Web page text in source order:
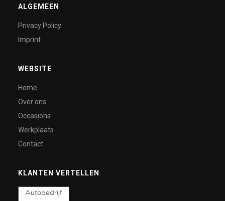
ALGEMEEN
Privacy Policy
Imprint
WEBSITE
Home
Over ons
Occasions
Werkplaats
Contact
KLANTEN VERTELLEN
Autobedrijf